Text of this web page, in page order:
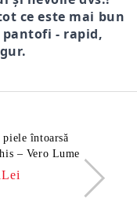
ce este mai bun
- rapid,
întoarsă
– Vero Lume